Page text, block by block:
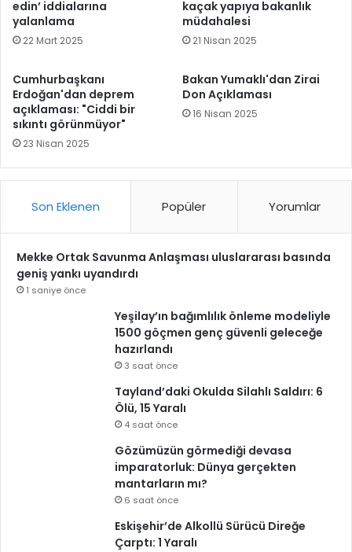
edin’ iddialarına
yalanlama
22 Mart 2025
kaçak yapıya bakanlık
müdahalesi
21 Nisan 2025
Cumhurbaşkanı
Erdoğan'dan deprem
açıklaması: "Ciddi bir
sıkıntı görünmüyor"
23 Nisan 2025
Bakan Yumaklı'dan Zirai
Don Açıklaması
16 Nisan 2025
Son Eklenen Popüler Yorumlar
Mekke Ortak Savunma Anlaşması uluslararası basında
geniş yankı uyandırdı
1 saniye önce
Yeşilay’ın bağımlılık önleme modeliyle
1500 göçmen genç güvenli geleceğe
hazırlandı
3 saat önce
Tayland’daki Okulda Silahlı Saldırı: 6
Ölü, 15 Yaralı
4 saat önce
Gözümüzün görmediği devasa
imparatorluk: Dünya gerçekten
mantarların mı?
6 saat önce
Eskişehir’de Alkollü Sürücü Direğe
Çarptı: 1 Yaralı